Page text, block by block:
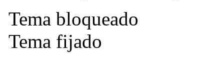
Tema bloqueado
Tema fijado